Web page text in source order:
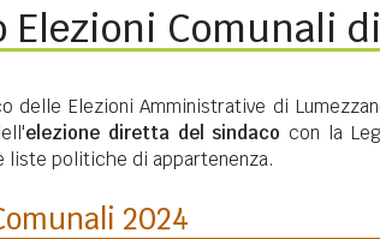
Elezioni Comunali
delle Elezioni Amministrative di
elezione diretta del sindaco con la
liste politiche di appartenenza.
2024